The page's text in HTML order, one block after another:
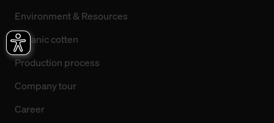
Environment & Resources
Organic cotten
Production process
Company tour
Career